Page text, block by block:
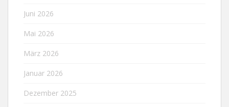
Juni 2026
Mai 2026
März 2026
Januar 2026
Dezember 2025